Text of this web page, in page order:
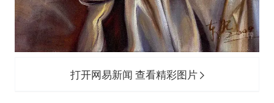
打开网易新闻 查看精彩图片